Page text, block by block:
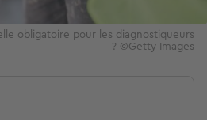
obligatoire pour les diagnostiqueurs
? ©Getty Images